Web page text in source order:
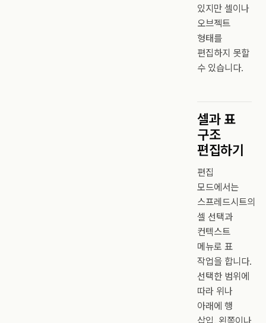
있지만 셀이나
오브젝트
형태를
편집하지 못할
수 있습니다.
셀과 표
구조
편집하기
편집
모드에서는
스프레드시트의
셀 선택과
컨텍스트
메뉴로 표
작업을 합니다.
선택한 범위에
따라 위나
아래에 행